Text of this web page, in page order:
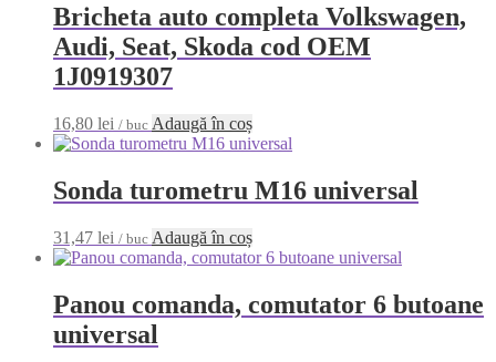
Bricheta auto completa Volkswagen,
Audi, Seat, Skoda cod OEM
1J0919307
16,80 lei / buc Adaugă în coș
Sonda turometru M16 universal
31,47 lei / buc Adaugă în coș
Panou comanda, comutator 6 butoane
universal